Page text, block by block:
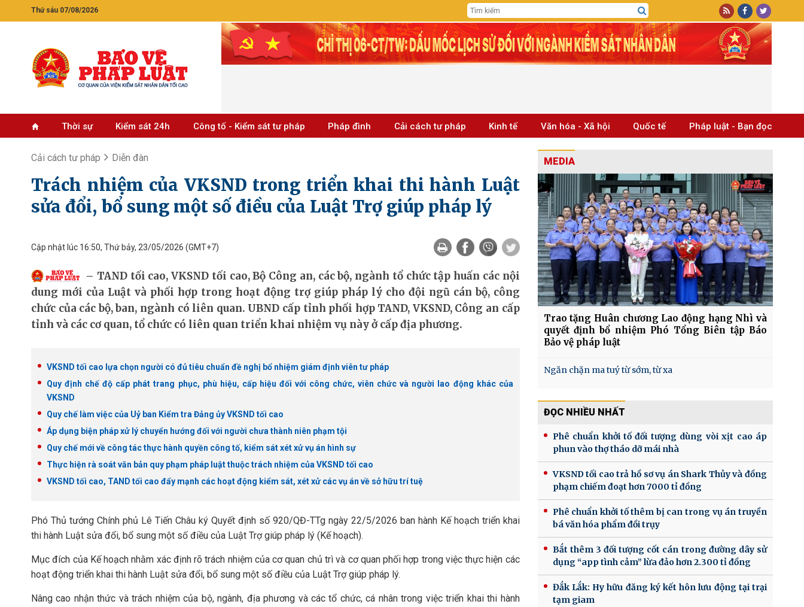
Thứ sáu 07/08/2026
Thời sự Kiểm sát 24h Công tố - Kiểm sát tư pháp Pháp đình Cải cách tư pháp Kinh tế Văn hóa - Xã hội Quốc tế Pháp luật - Bạn đọc
Cải cách tư pháp Diễn đàn
Trách nhiệm của VKSND trong triển khai thi hành Luật
sửa đổi, bổ sung một số điều của Luật Trợ giúp pháp lý
Cập nhật lúc 16:50, Thứ bảy, 23/05/2026 (GMT+7)
TAND tối cao, VKSND tối cao, Bộ Công an, các bộ, ngành tổ chức tập huấn các nội
dung mới của Luật và phối hợp trong hoạt động trợ giúp pháp lý cho đội ngũ cán bộ, công
chức của các bộ, ban, ngành có liên quan. UBND cấp tỉnh phối hợp TAND, VKSND, Công an cấp
tỉnh và các cơ quan, tổ chức có liên quan triển khai nhiệm vụ này ở cấp địa phương.
VKSND tối cao lựa chọn người có đủ tiêu chuẩn đề nghị bổ nhiệm giám định viên tư pháp
Quy định chế độ cấp phát trang phục, phù hiệu, cấp hiệu đối với công chức, viên chức và người lao động khác của
VKSND
Quy chế làm việc của Uỷ ban Kiểm tra Đảng ủy VKSND tối cao
Áp dụng biện pháp xử lý chuyển hướng đối với người chưa thành niên phạm tội
Quy chế mới về công tác thực hành quyền công tố, kiểm sát xét xử vụ án hình sự
Thực hiện rà soát văn bản quy phạm pháp luật thuộc trách nhiệm của VKSND tối cao
VKSND tối cao, TAND tối cao đẩy mạnh các hoạt động kiểm sát, xét xử các vụ án về sở hữu trí tuệ
Phó Thủ tướng Chính phủ Lê Tiến Châu ký Quyết định số 920/QĐ-TTg ngày 22/5/2026 ban hành Kế hoạch triển khai
thi hành Luật sửa đổi, bổ sung một số điều của Luật Trợ giúp pháp lý (Kế hoạch).
Mục đích của Kế hoạch nhằm xác định rõ trách nhiệm của cơ quan chủ trì và cơ quan phối hợp trong việc thực hiện các
hoạt động triển khai thi hành Luật sửa đổi, bổ sung một số điều của Luật Trợ giúp pháp lý.
Nâng cao nhận thức và trách nhiệm của bộ, ngành, địa phương và các tổ chức, cá nhân trong việc triển khai thi hành
MEDIA
Trao tặng Huân chương Lao động hạng Nhì và
quyết định bổ nhiệm Phó Tổng Biên tập Báo
Bảo vệ pháp luật
Ngăn chặn ma tuý từ sớm, từ xa
ĐỌC NHIỀU NHẤT
Phê chuẩn khởi tố đối tượng dùng vòi xịt cao áp
phun vào thợ tháo dỡ mái nhà
VKSND tối cao trả hồ sơ vụ án Shark Thủy và đồng
phạm chiếm đoạt hơn 7000 tỉ đồng
Phê chuẩn khởi tố thêm bị can trong vụ án truyền
bá văn hóa phẩm đồi trụy
Bắt thêm 3 đối tượng cốt cán trong đường dây sử
dụng “app tình cảm” lừa đảo hơn 2.300 tỉ đồng
Đắk Lắk: Hy hữu đăng ký kết hôn lưu động tại trại
tạm giam